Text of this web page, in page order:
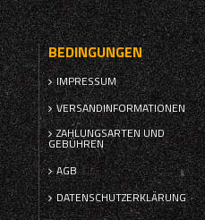
BEDINGUNGEN
IMPRESSUM
VERSANDINFORMATIONEN
ZAHLUNGSARTEN UND
GEBÜHREN
AGB
DATENSCHUTZERKLÄRUNG